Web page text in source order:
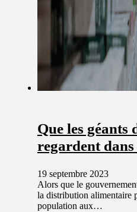
Que les géants
regardent
19 septembre 2023
Alors que le
la distribution alimentaire
population aux…